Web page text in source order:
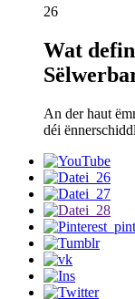
26
Wat
An der haut
déi